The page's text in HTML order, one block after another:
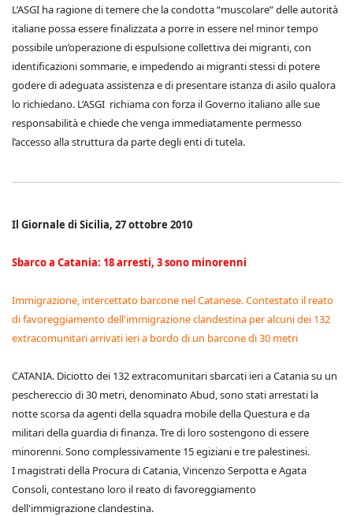
L’ASGI ha ragione di temere che la condotta “muscolare” delle autorità
italiane possa essere finalizzata a porre in essere nel minor tempo
possibile un’operazione di espulsione collettiva dei migranti, con
identificazioni sommarie, e impedendo ai migranti stessi di potere
godere di adeguata assistenza e di presentare istanza di asilo qualora
lo richiedano. L’ASGI richiama con forza il Governo italiano alle sue
responsabilità e chiede che venga immediatamente permesso
l’accesso alla struttura da parte degli enti di tutela.
Il Giornale di Sicilia, 27 ottobre 2010
Sbarco a Catania: 18 arresti, 3 sono minorenni
Immigrazione, intercettato barcone nel Catanese. Contestato il reato
di favoreggiamento dell'immigrazione clandestina per alcuni dei 132
extracomunitari arrivati ieri a bordo di un barcone di 30 metri
CATANIA. Diciotto dei 132 extracomunitari sbarcati ieri a Catania su un
peschereccio di 30 metri, denominato Abud, sono stati arrestati la
notte scorsa da agenti della squadra mobile della Questura e da
militari della guardia di finanza. Tre di loro sostengono di essere
minorenni. Sono complessivamente 15 egiziani e tre palestinesi.
I magistrati della Procura di Catania, Vincenzo Serpotta e Agata
Consoli, contestano loro il reato di favoreggiamento
dell'immigrazione clandestina.